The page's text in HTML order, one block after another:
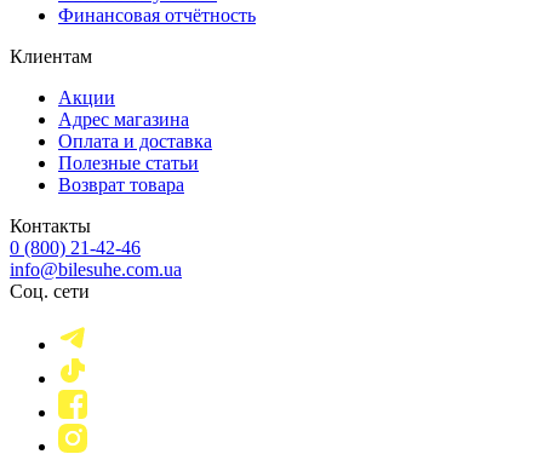
Финансовая отчётность
Клиентам
Акции
Адрес магазина
Оплата и доставка
Полезные статьи
Возврат товара
Контакты
0 (800) 21-42-46
info@bilesuhe.com.ua
Соц. сети